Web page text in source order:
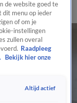
PanelVideo's
de website goed te
dit menu op ieder
of om je
instellingen
zullen overal
Raadpleeg
Bekijk hier onze
Altijd actief